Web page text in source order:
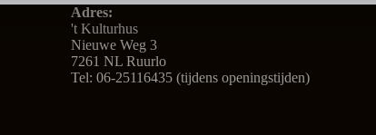
Adres:
't Kulturhus
Nieuwe Weg 3
7261 NL Ruurlo
Tel: 06-25116435 (tijdens openingstijden)